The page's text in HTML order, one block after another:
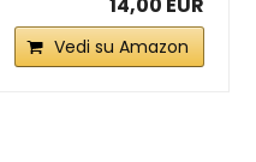
Vedi su Amazon